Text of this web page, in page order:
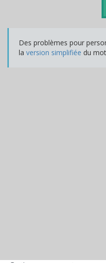
Des problèmes pour
la version simplifiée du